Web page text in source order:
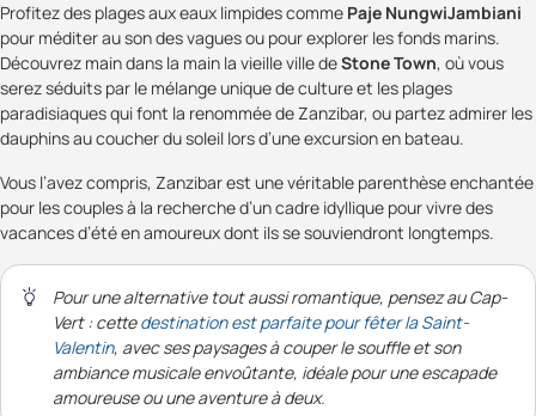
Profitez des plages aux eaux limpides comme Paje NungwiJambiani
pour méditer au son des vagues ou pour explorer les fonds marins.
Découvrez main dans la main la vieille ville deStone Town, où vous
serez séduits par le mélange unique de culture et les plages
paradisiaques qui font la renommée de Zanzibar, ou partez admirer les
dauphins au coucher du soleil lors d’une excursion en bateau.
Vous l’avez compris, Zanzibar est une véritable parenthèse enchantée
pour les couples à la recherche d’un cadre idyllique pour vivre des
vacances d’été en amoureux dont ils se souviendront longtemps.
Pour une alternative tout aussi romantique, pensez au Cap-
Vert : cettedestination est parfaite pour fêter la Saint-
Valentin, avec ses paysages à couper le souffle et son
ambiance musicale envoûtante, idéale pour une escapade
amoureuse ou une aventure à deux.